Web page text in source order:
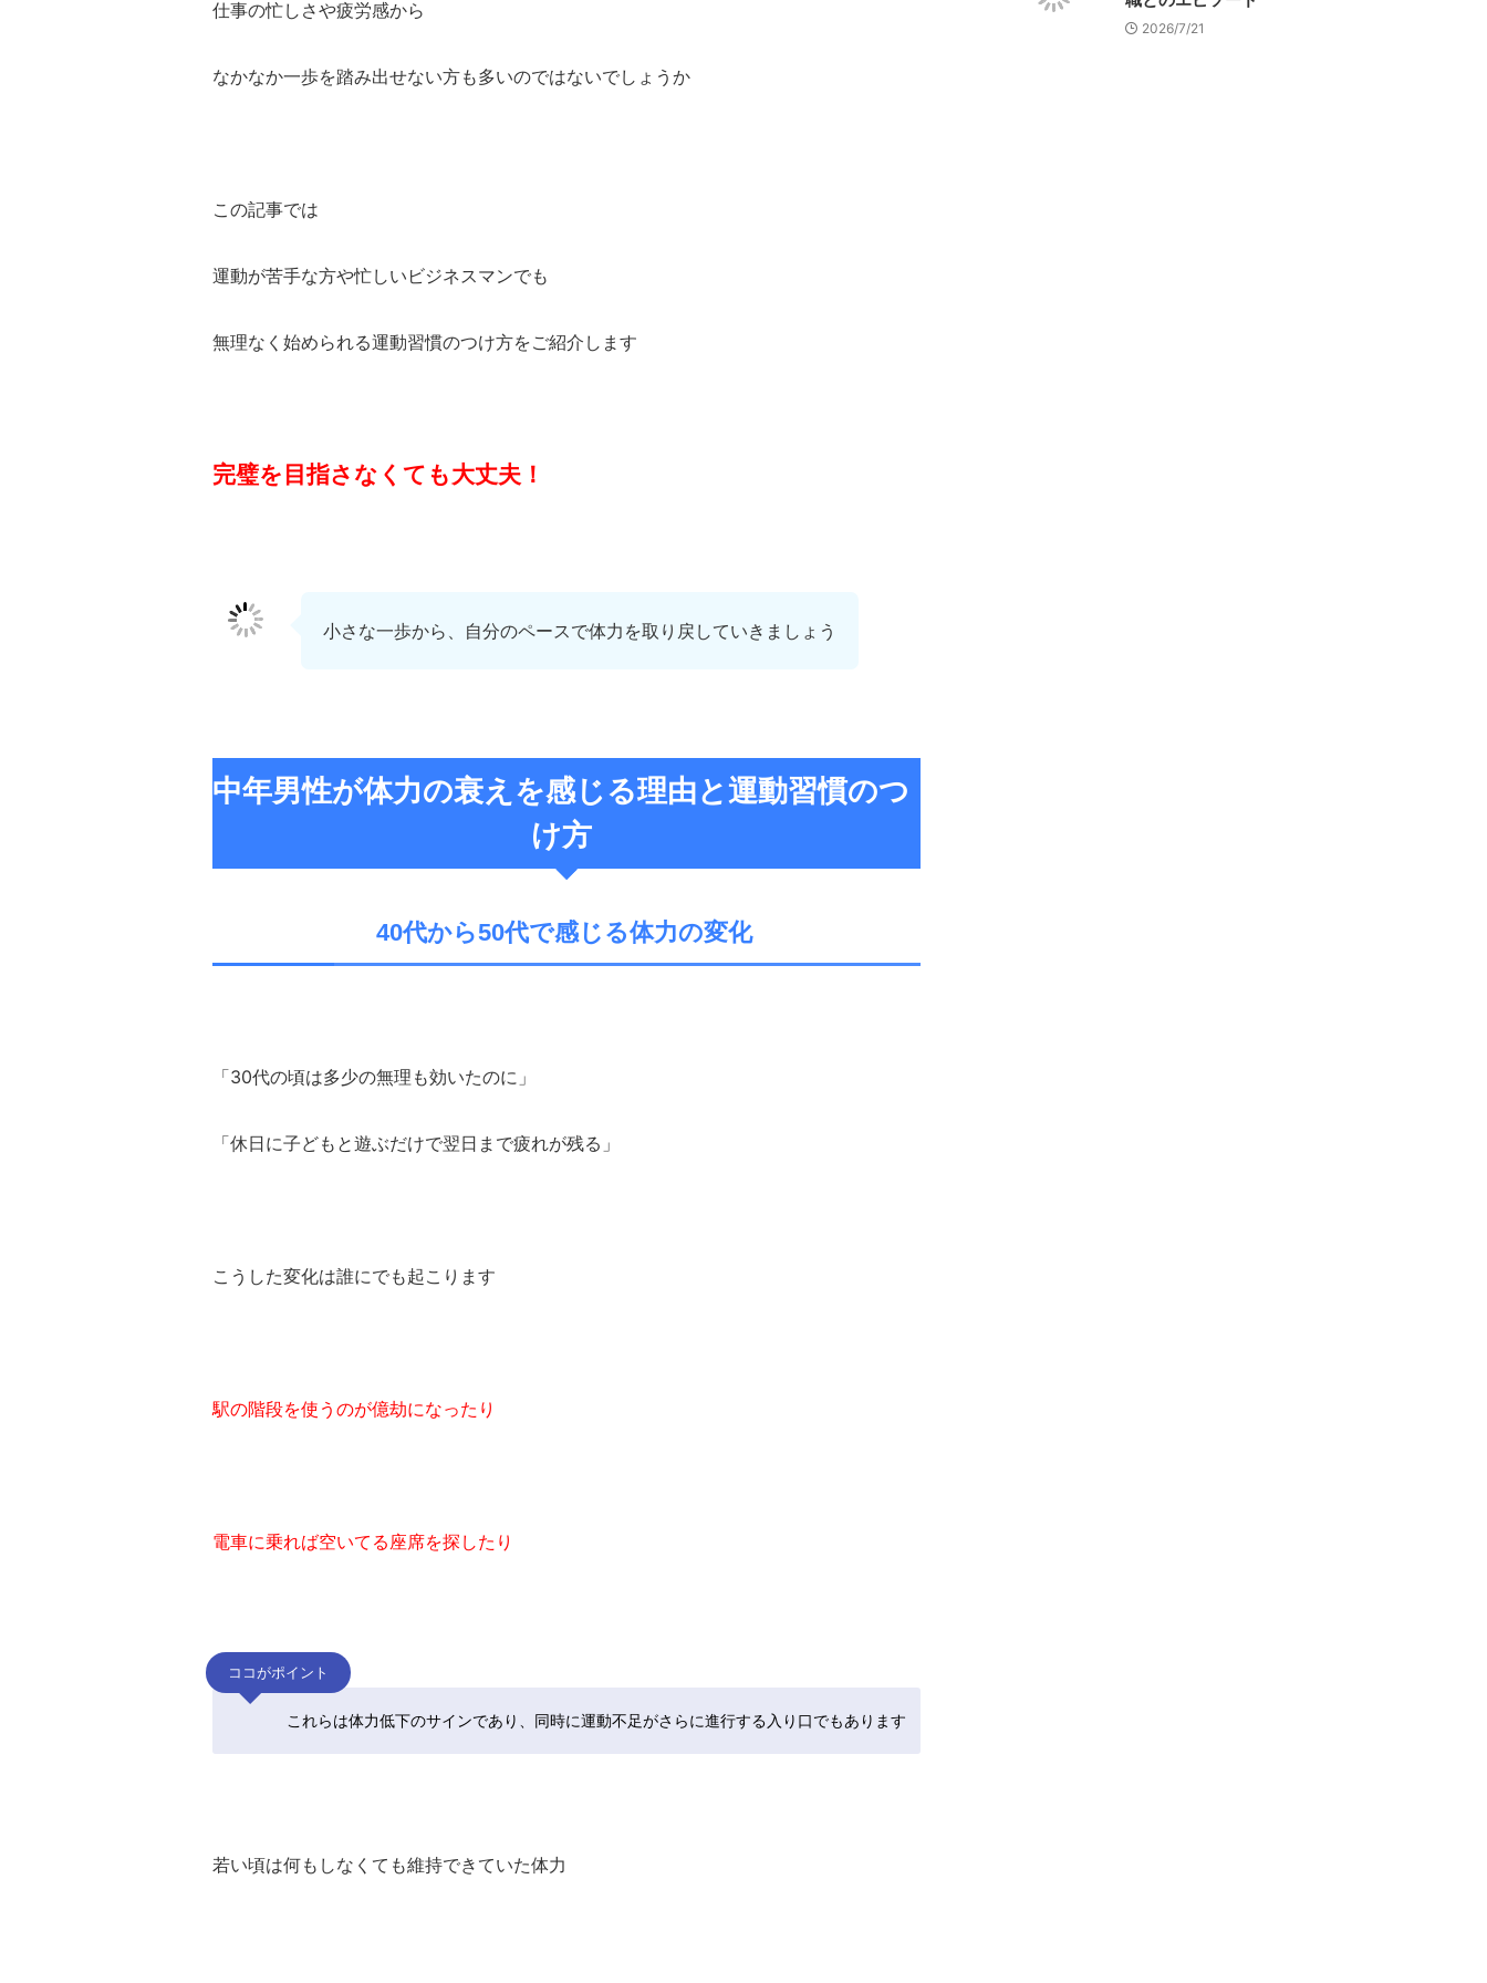
仕事の忙しさや疲労感から
なかなか一歩を踏み出せない方も多いのではないでしょうか
この記事では
運動が苦手な方や忙しいビジネスマンでも
無理なく始められる運動習慣のつけ方をご紹介します
完璧を目指さなくても大丈夫！
小さな一歩から、自分のペースで体力を取り戻していきましょう
中年男性が体力の衰えを感じる理由と運動習慣のつ
け方
40代から50代で感じる体力の変化
「30代の頃は多少の無理も効いたのに」
「休日に子どもと遊ぶだけで翌日まで疲れが残る」
こうした変化は誰にでも起こります
駅の階段を使うのが億劫になったり
電車に乗れば空いてる座席を探したり
ココがポイント
これらは体力低下のサインであり、同時に運動不足がさらに進行する入り口でもあります
若い頃は何もしなくても維持できていた体力
2026/7/21